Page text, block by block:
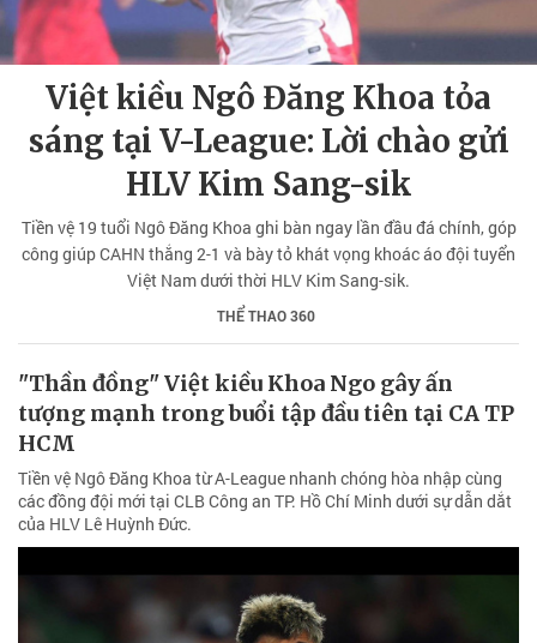
Việt kiều Ngô Đăng Khoa tỏa
sáng tại V-League: Lời chào gửi
HLV Kim Sang-sik
Tiền vệ 19 tuổi Ngô Đăng Khoa ghi bàn ngay lần đầu đá chính, góp
công giúp CAHN thắng 2-1 và bày tỏ khát vọng khoác áo đội tuyển
Việt Nam dưới thời HLV Kim Sang-sik.
THỂ THAO 360
"Thần đồng" Việt kiều Khoa Ngo gây ấn
tượng mạnh trong buổi tập đầu tiên tại CA TP
HCM
Tiền vệ Ngô Đăng Khoa từ A-League nhanh chóng hòa nhập cùng
các đồng đội mới tại CLB Công an TP. Hồ Chí Minh dưới sự dẫn dắt
của HLV Lê Huỳnh Đức.